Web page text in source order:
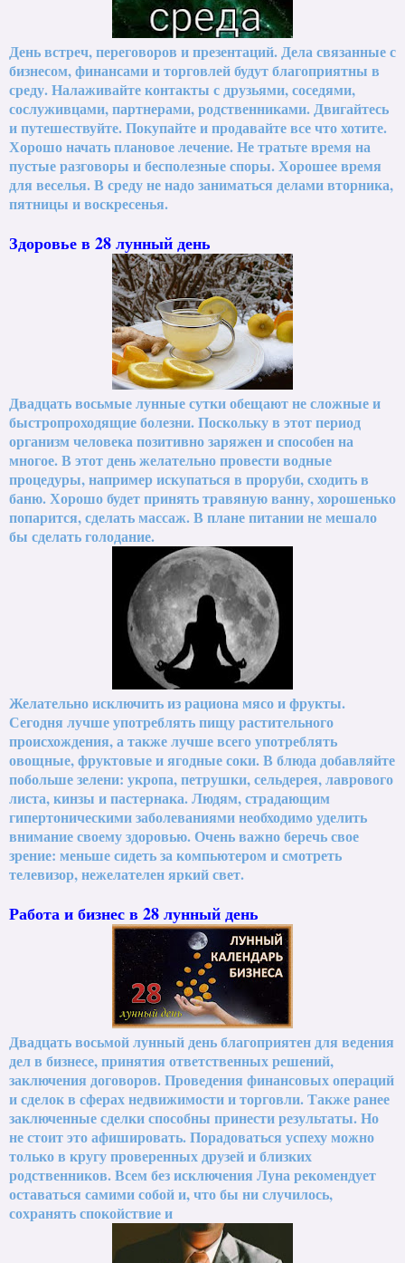
День встреч, переговоров и презентаций. Дела связанные с
бизнесом, финансами и торговлей будут благоприятны в
среду. Налаживайте контакты с друзьями, соседями,
сослуживцами, партнерами, родственниками. Двигайтесь
и путешествуйте. Покупайте и продавайте все что хотите.
Хорошо начать плановое лечение. Не тратьте время на
пустые разговоры и бесполезные споры. Хорошее время
для веселья. В среду не надо заниматься делами вторника,
пятницы и воскресенья.
Здоровье в 28 лунный день
Двадцать восьмые лунные сутки обещают не сложные и
быстропроходящие болезни. Поскольку в этот период
организм человека позитивно заряжен и способен на
многое. В этот день желательно провести водные
процедуры, например искупаться в проруби, сходить в
баню. Хорошо будет принять травяную ванну, хорошенько
попарится, сделать массаж. В плане питании не мешало
бы сделать голодание.
Желательно исключить из рациона мясо и фрукты.
Сегодня лучше употреблять пищу растительного
происхождения, а также лучше всего употреблять
овощные, фруктовые и ягодные соки. В блюда добавляйте
побольше зелени: укропа, петрушки, сельдерея, лаврового
листа, кинзы и пастернака. Людям, страдающим
гипертоническими заболеваниями необходимо уделить
внимание своему здоровью. Очень важно беречь свое
зрение: меньше сидеть за компьютером и смотреть
телевизор, нежелателен яркий свет.
Работа и бизнес в 28 лунный день
Двадцать восьмой лунный день благоприятен для ведения
дел в бизнесе, принятия ответственных решений,
заключения договоров. Проведения финансовых операций
и сделок в сферах недвижимости и торговли. Также ранее
заключенные сделки способны принести результаты. Но
не стоит это афишировать. Порадоваться успеху можно
только в кругу проверенных друзей и близких
родственников. Всем без исключения Луна рекомендует
оставаться самими собой и, что бы ни случилось,
сохранять спокойствие и